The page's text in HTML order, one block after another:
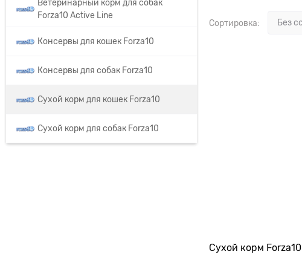
Ветеринарный корм для собак
Forza10 Aсtive Line
Консервы для кошек Forza10
Консервы для собак Forza10
Сухой корм для кошек Forza10
Сухой корм для собак Forza10
Сортировка:
Сухой корм Forza10